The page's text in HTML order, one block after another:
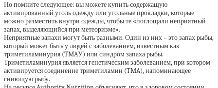
Но помните следующее: вы можете купить содержащую
активированный уголь одежду или угольные прокладки, которые
можно разместить внутри одежды, чтобы те «поглощали неприятный
запах, выделяющийся при метеоризме».
Неприятные запахи могут быть разными. Один из них – это запах рыбы,
который может быть у людей с заболеванием, известным как
триметиламинурия (TMAУ) или синдром запаха рыбы.
Триметиламинурия является генетическим заболеванием, при котором
активируется соединение триметиламин (TMA), напоминающее
гниющую рыбу.